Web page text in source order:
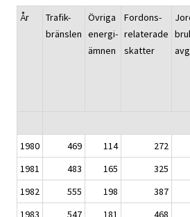
År
Trafik-
bränslen
Övriga
energi-
ämnen
Fordons-
relaterade
skatter
1980
469 114 272
1981
483 165 325
1982
555 198 387
1983
547 181 468